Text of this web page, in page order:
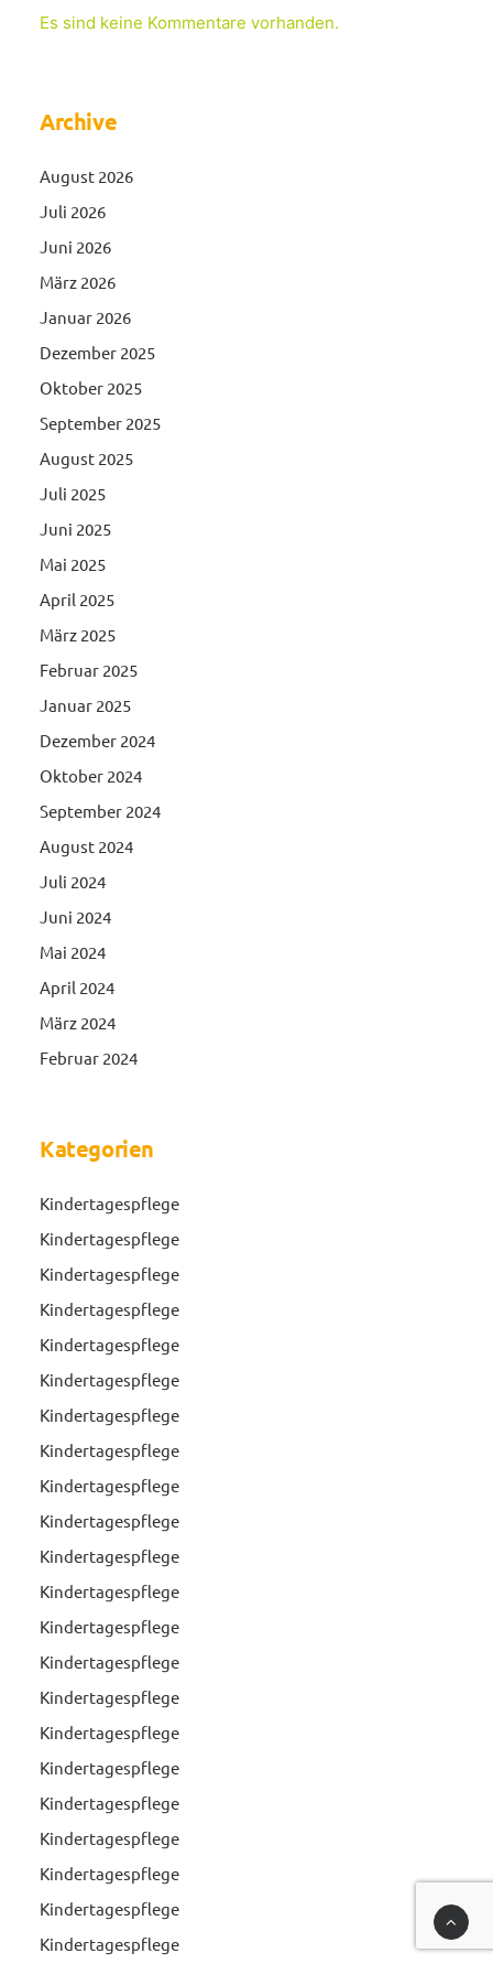
Es sind keine Kommentare vorhanden.
Archive
August 2026
Juli 2026
Juni 2026
März 2026
Januar 2026
Dezember 2025
Oktober 2025
September 2025
August 2025
Juli 2025
Juni 2025
Mai 2025
April 2025
März 2025
Februar 2025
Januar 2025
Dezember 2024
Oktober 2024
September 2024
August 2024
Juli 2024
Juni 2024
Mai 2024
April 2024
März 2024
Februar 2024
Kategorien
Kindertagespflege
Kindertagespflege
Kindertagespflege
Kindertagespflege
Kindertagespflege
Kindertagespflege
Kindertagespflege
Kindertagespflege
Kindertagespflege
Kindertagespflege
Kindertagespflege
Kindertagespflege
Kindertagespflege
Kindertagespflege
Kindertagespflege
Kindertagespflege
Kindertagespflege
Kindertagespflege
Kindertagespflege
Kindertagespflege
Kindertagespflege
Kindertagespflege